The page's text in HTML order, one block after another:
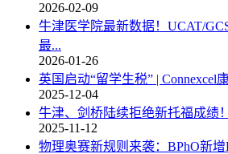
2026-02-09
牛津医学院最新数据！UCAT/
最...
2026-01-26
英国启动“留学生税” | Connexcel
2025-12-04
牛津、剑桥陆续拒绝新托福成绩
2025-11-12
物理奥赛新规则来袭：BPhO新增